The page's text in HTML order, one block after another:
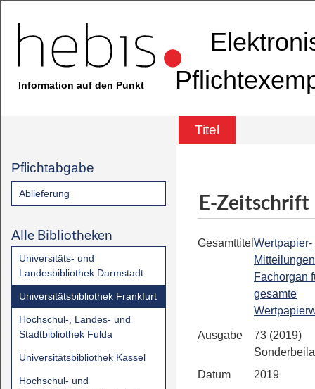
Information auf den Punkt
Titel
Pflichtabgabe
Ablieferung
Alle Bibliotheken
Universitäts- und
Landesbibliothek Darmstadt
Universitätsbibliothek Frankfurt
Hochschul-, Landes- und
Stadtbibliothek Fulda
Universitätsbibliothek Kassel
Hochschul- und
E-Zeitschrift
Gesamttitel Wertpapier-
Fachorgan
gesamte
Ausgabe
73 (2019)
Datum
2019